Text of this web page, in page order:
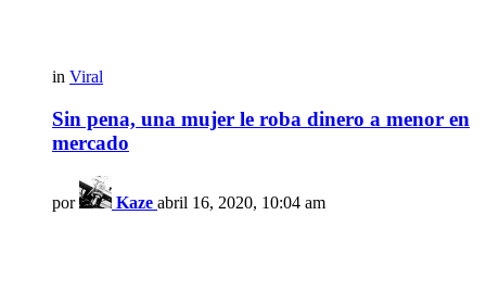
in Viral
Sin pena, una mujer le roba dinero a menor en
mercado
por Kaze abril 16, 2020, 10:04 am